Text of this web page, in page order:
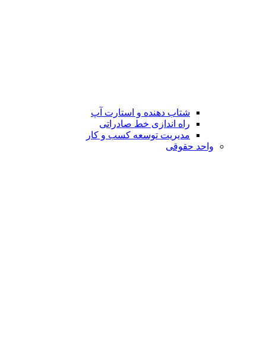
شتاب دهنده و استارت آپ
راه اندازی خط صادراتی
مدیریت توسعه کسب و کار
واحد حقوقی